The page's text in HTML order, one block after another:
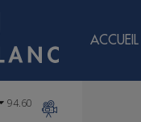
ACCUEIL
94.60